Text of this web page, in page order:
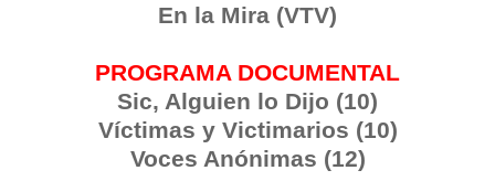
En la Mira (VTV)
PROGRAMA DOCUMENTAL
Sic, Alguien lo Dijo (10)
Víctimas y Victimarios (10)
Voces Anónimas (12)